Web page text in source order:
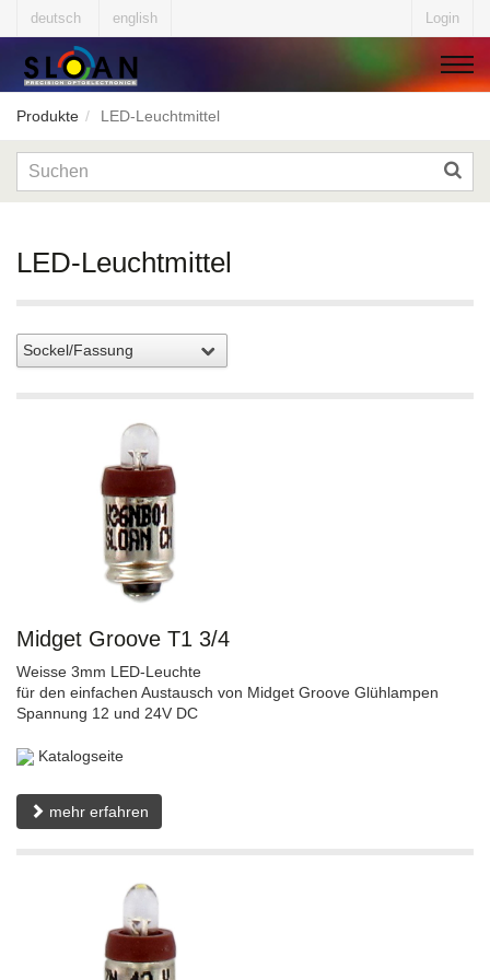
deutsch english Login
Produkte LED-Leuchtmittel
LED-Leuchtmittel
Midget Groove T1 3/4
Weisse 3mm LED-Leuchte
für den einfachen Austausch von Midget Groove Glühlampen
Spannung 12 und 24V DC
Katalogseite
mehr erfahren